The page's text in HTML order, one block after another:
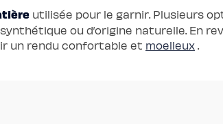
utilisée pour le garnir. Plusieurs
ou d’origine naturelle. En
un rendu confortable et moelleux .